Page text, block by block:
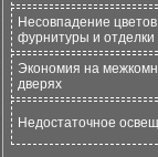
Несовпадение цветов
фурнитуры и отделки
Экономия на
дверях
Недостаточное